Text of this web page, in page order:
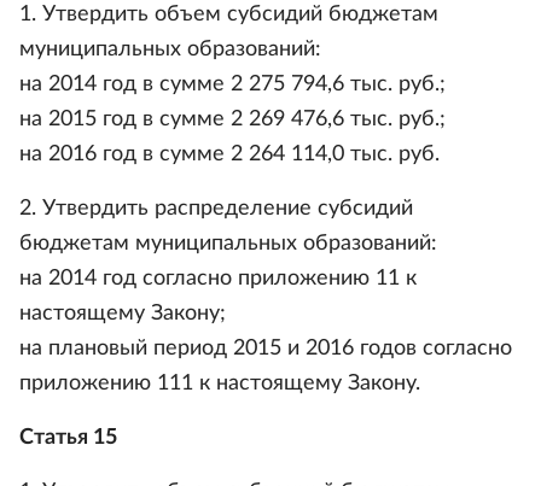
1. Утвердить объем субсидий бюджетам
муниципальных образований:
на 2014 год в сумме 2 275 794,6 тыс. руб.;
на 2015 год в сумме 2 269 476,6 тыс. руб.;
на 2016 год в сумме 2 264 114,0 тыс. руб.
2. Утвердить распределение субсидий
бюджетам муниципальных образований:
на 2014 год согласно приложению 11 к
настоящему Закону;
на плановый период 2015 и 2016 годов согласно
приложению 111 к настоящему Закону.
Статья 15